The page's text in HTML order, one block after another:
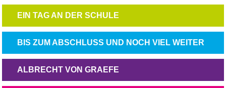
NAVIGATION
ÜBERSPRINGEN
EIN TAG AN DER SCHULE
NAVIGATION
ÜBERSPRINGEN
BIS ZUM ABSCHLUSS UND NOCH VIEL WEITER
NAVIGATION
ÜBERSPRINGEN
ALBRECHT VON GRAEFE